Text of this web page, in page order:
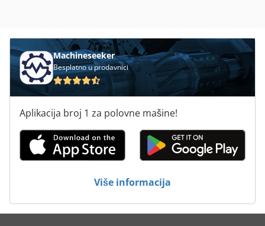
Machineseeker
Besplatno u prodavnici
Aplikacija broj 1 za polovne mašine!
Više informacija